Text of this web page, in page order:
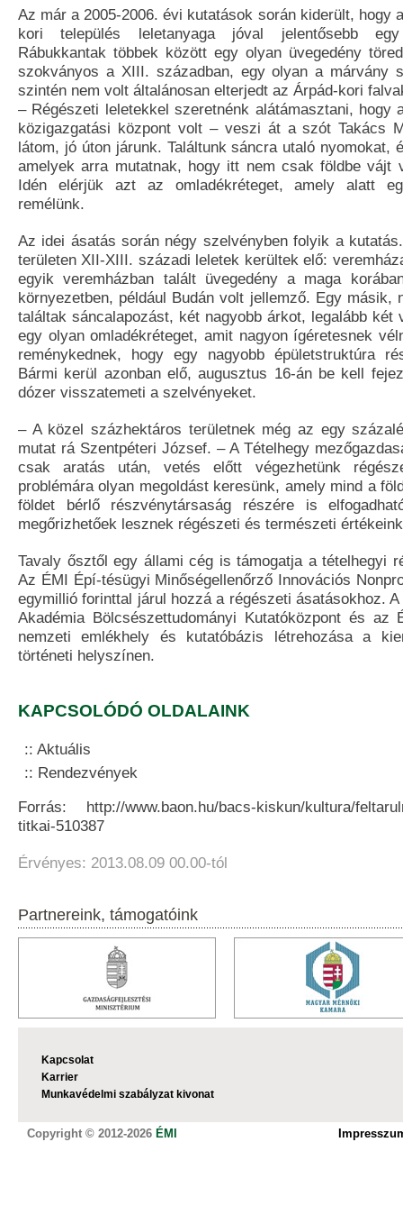
Az már a 2005-2006. évi kutatások során kiderült, hogy
kori település leletanyaga jóval jelentősebb
Rábukkantak többek között egy olyan üvegedény
szokványos a XIII. században, egy olyan a márvány
szintén nem volt általánosan elterjedt az Árpád-kori
– Régészeti leletekkel szeretnénk alátámasztani, hogy
közigazgatási központ volt – veszi át a szót Takács
látom, jó úton járunk. Találtunk sáncra utaló nyomokat,
amelyek arra mutatnak, hogy itt nem csak földbe vájt
Idén elérjük azt az omladékréteget, amely alatt
remélünk.
Az idei ásatás során négy szelvényben folyik a
területen XII-XIII. századi leletek kerültek elő:
egyik veremházban talált üvegedény a maga
környezetben, például Budán volt jellemző. Egy másik,
találtak sáncalapozást, két nagyobb árkot, legalább két
egy olyan omladékréteget, amit nagyon ígéretesnek
reménykednek, hogy egy nagyobb épületstruktúra
Bármi kerül azonban elő, augusztus 16-án be kell
dózer visszatemeti a szelvényeket.
– A közel százhektáros területnek még az egy
mutat rá Szentpéteri József. – A Tételhegy
csak aratás után, vetés előtt végezhetünk
problémára olyan megoldást keresünk, amely mind a
földet bérlő részvénytársaság részére is
megőrizhetőek lesznek régészeti és természeti
Tavaly ősztől egy állami cég is támogatja a tételhegyi
Az ÉMI Épí-tésügyi Minőségellenőrző Innovációs
egymillió forinttal járul hozzá a régészeti ásatásokhoz.
Akadémia Bölcsészettudományi Kutatóközpont és az
nemzeti emlékhely és kutatóbázis létrehozása a
történeti helyszínen.
KAPCSOLÓDÓ OLDALAINK
Aktuális
Rendezvények
Forrás: http://www.baon.hu/bacs-kiskun/kultura/
titkai-510387
Érvényes: 2013.08.09 00.00-tól
Partnereink, támogatóink
Kapcsolat
Karrier
Munkavédelmi szabályzat kivonat
Copyright © 2012-2026 ÉMI